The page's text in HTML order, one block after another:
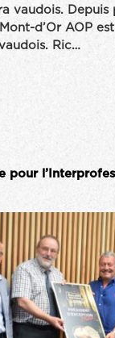
vaudois. Depuis
d’Or AOP
Ric…
pour